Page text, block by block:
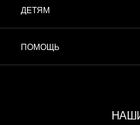
ДЕТЯМ
ПОМОЩЬ